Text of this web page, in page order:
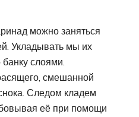
можно заняться
Укладывать мы их
слоями.
смешанной
Следом кладем
её при помощи